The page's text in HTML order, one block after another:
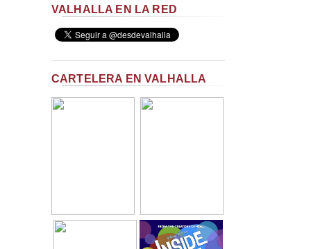
VALHALLA EN LA RED
CARTELERA EN VALHALLA